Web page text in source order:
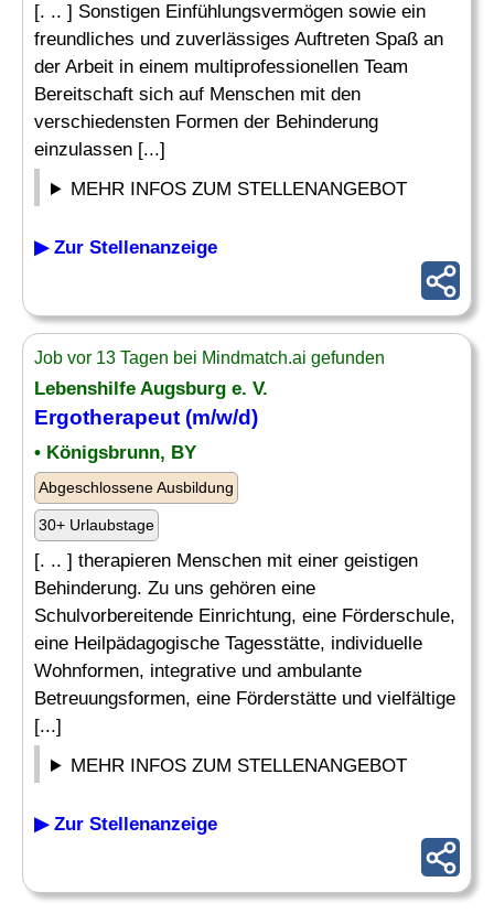
[. .. ] Sonstigen Einfühlungsvermögen sowie ein
freundliches und zuverlässiges Auftreten Spaß an
der Arbeit in einem multiprofessionellen Team
Bereitschaft sich auf Menschen mit den
verschiedensten Formen der Behinderung
einzulassen [...]
MEHR INFOS ZUM STELLENANGEBOT
▶ Zur Stellenanzeige
Job vor 13 Tagen bei Mindmatch.ai gefunden
Lebenshilfe Augsburg e. V.
Ergotherapeut (m/w/d)
• Königsbrunn, BY
Abgeschlossene Ausbildung
30+ Urlaubstage
[. .. ] therapieren Menschen mit einer geistigen
Behinderung. Zu uns gehören eine
Schulvorbereitende Einrichtung, eine Förderschule,
eine Heilpädagogische Tagesstätte, individuelle
Wohnformen, integrative und ambulante
Betreuungsformen, eine Förderstätte und vielfältige
[...]
MEHR INFOS ZUM STELLENANGEBOT
▶ Zur Stellenanzeige